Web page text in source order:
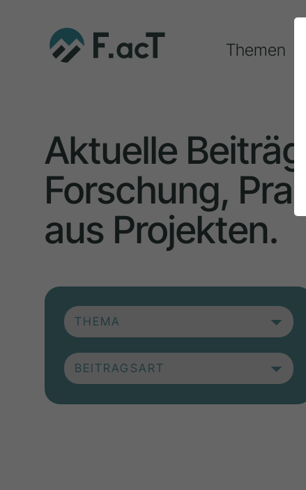
Themen
Aktuelle
Forschung,
aus Projekten.